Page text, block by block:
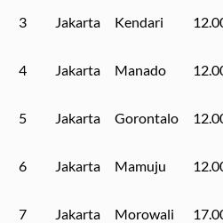
3
Jakarta Kendari
4
Jakarta Manado
5
Jakarta Gorontalo
6
Jakarta Mamuju
7
Jakarta Morowali